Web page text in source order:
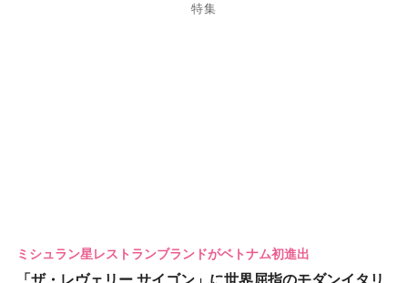
特集
ミシュラン星レストランブランドがベトナム初進出